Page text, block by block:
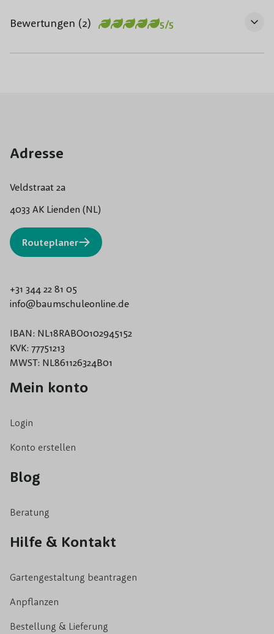
Bewertungen (2) 5/5
Adresse
Veldstraat 2a
4033 AK Lienden (NL)
Routeplaner
+31 344 22 81 05
info@baumschuleonline.de
IBAN: NL18RABO0102945152
KVK: 77751213
MWST: NL861126324B01
Mein konto
Login
Konto erstellen
Blog
Beratung
Hilfe & Kontakt
Gartengestaltung beantragen
Anpflanzen
Bestellung & Lieferung